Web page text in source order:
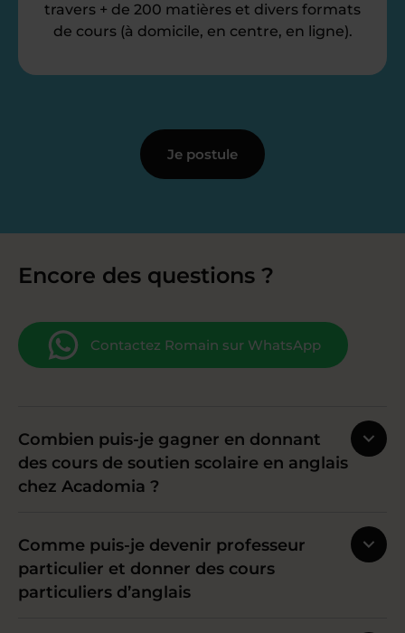
travers + de 200 matières et divers formats
de cours (à domicile, en centre, en ligne).
Je postule
Encore des questions ?
Contactez Romain sur WhatsApp
Combien puis-je gagner en donnant
des cours de soutien scolaire en anglais
chez Acadomia ?
Comme puis-je devenir professeur
particulier et donner des cours
particuliers d’anglais